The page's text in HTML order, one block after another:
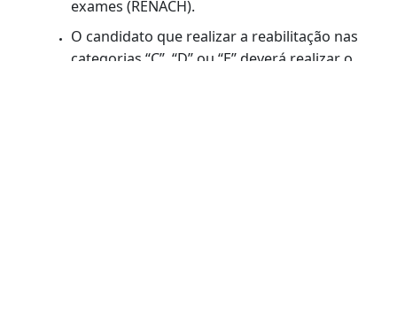
administrativo em uma das unidades
indicadas para tal finalidade.